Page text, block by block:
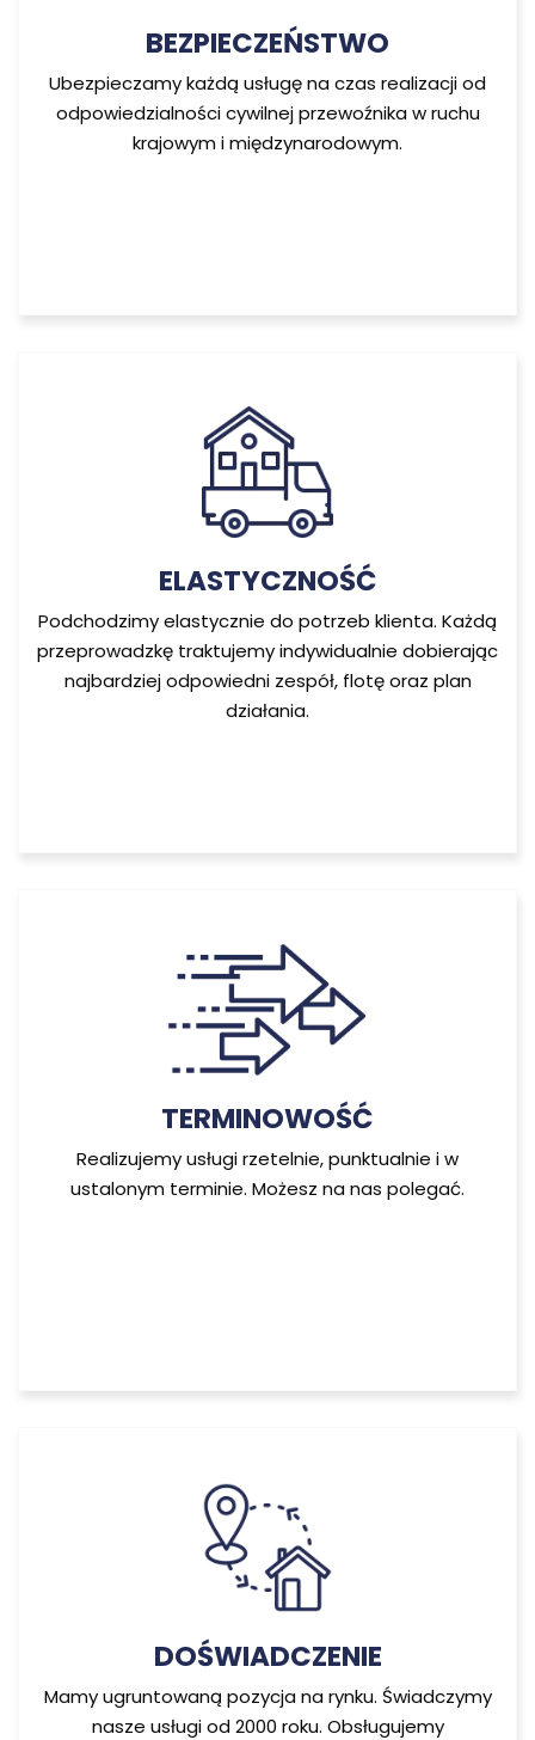
BEZPIECZEŃSTWO
Ubezpieczamy każdą usługę na czas realizacji od
odpowiedzialności cywilnej przewoźnika w ruchu
krajowym i międzynarodowym.
ELASTYCZNOŚĆ
Podchodzimy elastycznie do potrzeb klienta. Każdą
przeprowadzkę traktujemy indywidualnie dobierając
najbardziej odpowiedni zespół, flotę oraz plan
działania.
TERMINOWOŚĆ
Realizujemy usługi rzetelnie, punktualnie i w
ustalonym terminie. Możesz na nas polegać.
DOŚWIADCZENIE
Mamy ugruntowaną pozycja na rynku. Świadczymy
nasze usługi od 2000 roku. Obsługujemy